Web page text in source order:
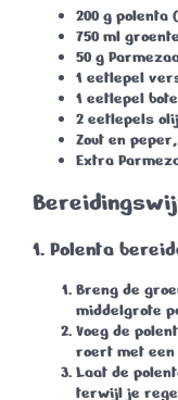
200 g
750 ml
50 g
1 eetlepel
1 eetlepel
2 eetlepels
Zout en peper
Extra
1. Polenta
Breng de
middelgrote
Voeg de
roert met een
Laat de
terwijl je